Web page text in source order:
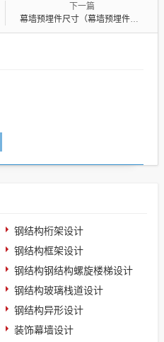
下一篇
幕墙预埋件尺寸（幕墙预埋件尺寸设计案例）
钢结构桁架设计
钢结构框架设计
钢结构钢结构螺旋楼梯设计
钢结构玻璃栈道设计
钢结构异形设计
装饰幕墙设计